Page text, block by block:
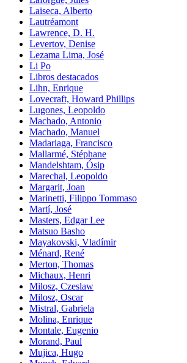
Laiseca, Alberto
Lautréamont
Lawrence, D. H.
Levertov, Denise
Lezama Lima, José
Li Po
Libros destacados
Lihn, Enrique
Lovecraft, Howard Phillips
Lugones, Leopoldo
Machado, Antonio
Machado, Manuel
Madariaga, Francisco
Mallarmé, Stéphane
Mandelshtam, Ósip
Marechal, Leopoldo
Margarit, Joan
Marinetti, Filippo Tommaso
Martí, José
Masters, Edgar Lee
Matsuo Basho
Mayakovski, Vladímir
Ménard, René
Merton, Thomas
Michaux, Henri
Milosz, Czeslaw
Milosz, Oscar
Mistral, Gabriela
Molina, Enrique
Montale, Eugenio
Morand, Paul
Mujica, Hugo